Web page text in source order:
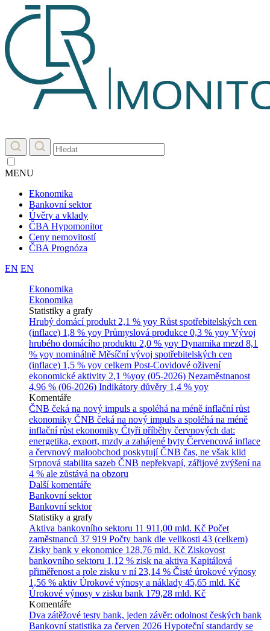
MENU
Ekonomika
Bankovní sektor
Úvěry a vklady
ČBA Hypomonitor
Ceny nemovitostí
ČBA Prognóza
EN EN
Ekonomika
Ekonomika
Statistiky a grafy
Hrubý domácí produkt 2,1 % yoy Růst spotřebitelských cen
(inflace) 1,8 % yoy Průmyslová produkce 0,3 % yoy Vývoj
hrubého domácího produktu 2,0 % yoy Dynamika mezd 8,1
% yoy nominálně Měsíční vývoj spotřebitelských cen
(inflace) 1,5 % yoy celkem Post-Covidové oživení
ekonomické aktivity 2,1 %yoy (05-2026) Nezaměstnanost
4,96 % (06-2026) Indikátory důvěry 1,4 % yoy
Komentáře
ČNB čeká na nový impuls a spoléhá na méně inflační růst
ekonomiky ČNB čeká na nový impuls a spoléhá na méně
inflační růst ekonomiky Čtyři příběhy červnových dat:
energetika, export, mzdy a zahájené byty Červencová inflace
a červnový maloobchod poskytují ČNB čas, ne však klid
Srpnová stabilita sazeb ČNB nepřekvapí, zářijové zvýšení na
4 % ale zůstává na obzoru
Další komentáře
Bankovní sektor
Bankovní sektor
Statistiky a grafy
Aktiva bankovního sektoru 11 911,00 mld. Kč Počet
zaměstnanců 37 919 Počty bank dle velikosti 43 (celkem)
Zisky bank v ekonomice 128,76 mld. Kč Ziskovost
bankovního sektoru 1,12 % zisk na aktiva Kapitálová
přiměřenost a role zisku v ní 23,14 % Čisté úrokové výnosy
1,56 % aktiv Úrokové výnosy a náklady 45,65 mld. Kč
Úrokové výnosy v zisku bank 179,28 mld. Kč
Komentáře
Dva zátěžové testy bank, jeden závěr: odolnost českých bank
Bankovní statistika za červen 2026 Hypoteční standardy se